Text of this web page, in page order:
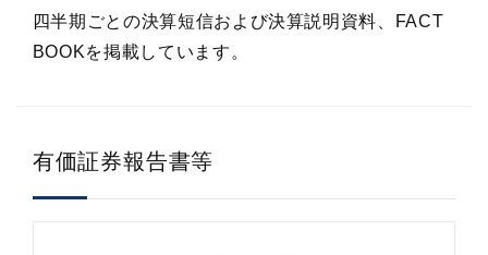
四半期ごとの決算短信および決算説明資料、FACT
BOOKを掲載しています。
有価証券報告書等